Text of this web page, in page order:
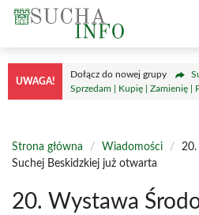
Przejdź
treści
UWAGA!
Dołącz do nowej grupy
Sprzedam | Kupię | Zamienię |
Strona główna / Wiadomości /
20.
Suchej Beskidzkiej już otwarta
20. Wystawa